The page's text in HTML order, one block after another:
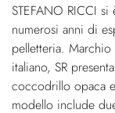
STEFANO RICCI
numerosi anni di
pelletteria.
italiano, SR
coccodrillo opaca
modello include